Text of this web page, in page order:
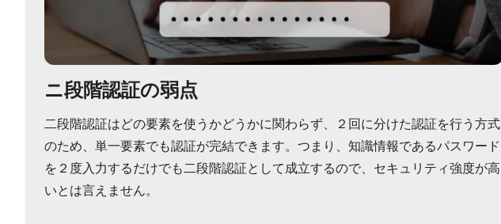
ニ段階認証の弱点
二段階認証はどの要素を使うかどうかに関わらず、２回に分けた認証を行う方式
のため、単一要素でも認証が完結できます。つまり、知識情報であるパスワード
を２度入力するだけでも二段階認証として成立するので、セキュリティ強度が高
いとは言えません。